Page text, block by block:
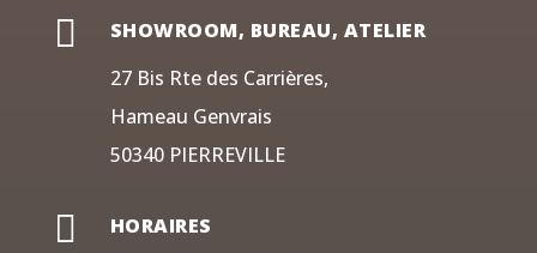

SHOWROOM, BUREAU, ATELIER
27 Bis Rte des Carrières,
Hameau Genvrais
50340 PIERREVILLE

HORAIRES